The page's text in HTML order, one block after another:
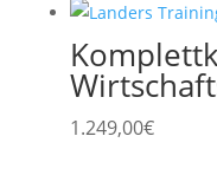
1.249,00€